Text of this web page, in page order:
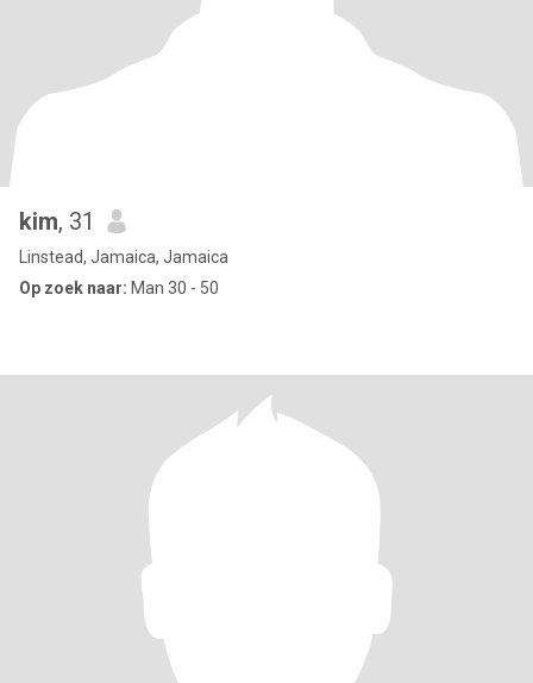
kim, 31
Linstead, Jamaica, Jamaica
Op zoek naar: Man 30 - 50